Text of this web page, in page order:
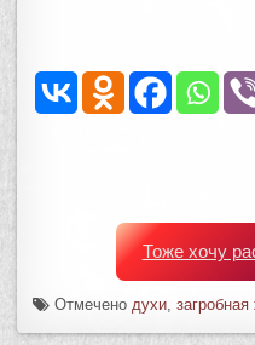
Тоже хочу
Отмечено духи ,